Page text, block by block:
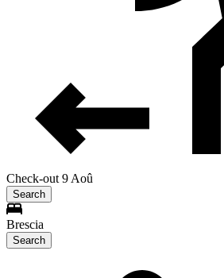
Check-out 9 Aoû
Search
Brescia
Search